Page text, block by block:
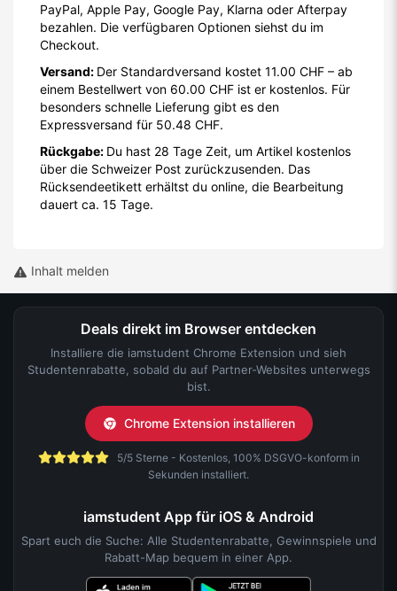
PayPal, Apple Pay, Google Pay, Klarna oder Afterpay
bezahlen. Die verfügbaren Optionen siehst du im
Checkout.
Versand: Der Standardversand kostet 11.00 CHF – ab
einem Bestellwert von 60.00 CHF ist er kostenlos. Für
besonders schnelle Lieferung gibt es den
Expressversand für 50.48 CHF.
Rückgabe: Du hast 28 Tage Zeit, um Artikel kostenlos
über die Schweizer Post zurückzusenden. Das
Rücksendeetikett erhältst du online, die Bearbeitung
dauert ca. 15 Tage.
Inhalt melden
Deals direkt im Browser entdecken
Installiere die iamstudent Chrome Extension und sieh
Studentenrabatte, sobald du auf Partner-Websites unterwegs
bist.
Chrome Extension installieren
5/5 Sterne - Kostenlos, 100% DSGVO-konform in
Sekunden installiert.
iamstudent App für iOS & Android
Spart euch die Suche: Alle Studentenrabatte, Gewinnspiele und
Rabatt-Map bequem in einer App.